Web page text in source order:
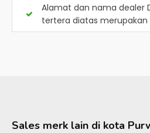
Alamat dan nama dealer
tertera diatas merupakan
Sales merk lain di kota